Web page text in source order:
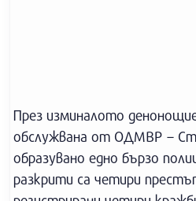
През изминалото
обслужвана от ОДМВР –
образувано едно бързо
разкрити са четири